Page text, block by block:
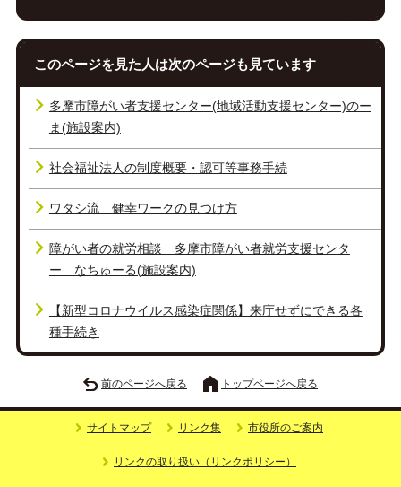
このページを見た人は次のページも見ています
多摩市障がい者支援センター(地域活動支援センター)のー
ま(施設案内)
社会福祉法人の制度概要・認可等事務手続
ワタシ流 健幸ワークの見つけ方
障がい者の就労相談 多摩市障がい者就労支援センタ
ー なちゅーる(施設案内)
【新型コロナウイルス感染症関係】来庁せずにできる各
種手続き
前のページへ戻る トップページへ戻る
サイトマップ リンク集 市役所のご案内
リンクの取り扱い（リンクポリシー）